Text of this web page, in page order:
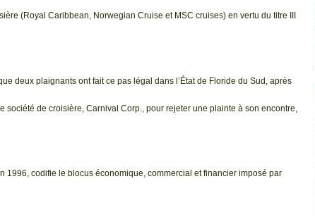
(Royal Caribbean, Norwegian Cruise et MSC cruises) en vertu du titre III
deux plaignants ont fait ce pas légal dans l’État de Floride du Sud, après
société de croisière, Carnival Corp., pour rejeter une plainte à son encontre,
1996, codifie le blocus économique, commercial et financier imposé par